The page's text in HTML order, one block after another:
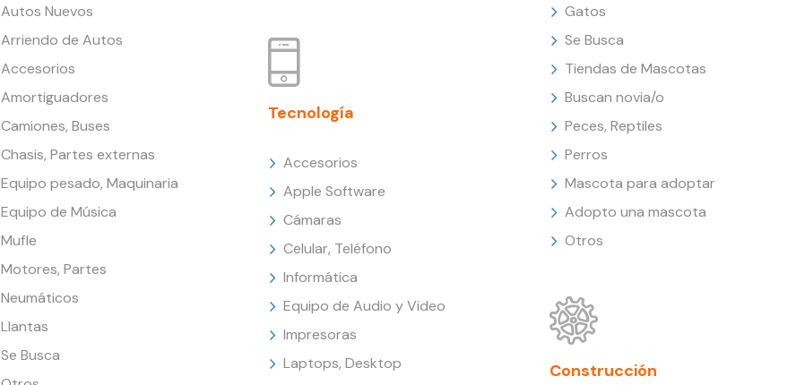
Autos Nuevos
Arriendo de Autos
Accesorios
Amortiguadores
Camiones, Buses
Chasis, Partes externas
Equipo pesado, Maquinaria
Equipo de Música
Mufle
Motores, Partes
Neumáticos
Llantas
Se Busca
Tecnología
Accesorios
Apple Software
Cámaras
Celular, Teléfono
Informática
Equipo de Audio y Video
Impresoras
Laptops, Desktop
Gatos
Se Busca
Tiendas de Mascotas
Buscan novia/o
Peces, Reptiles
Perros
Mascota para adoptar
Adopto una mascota
Otros
Construcción